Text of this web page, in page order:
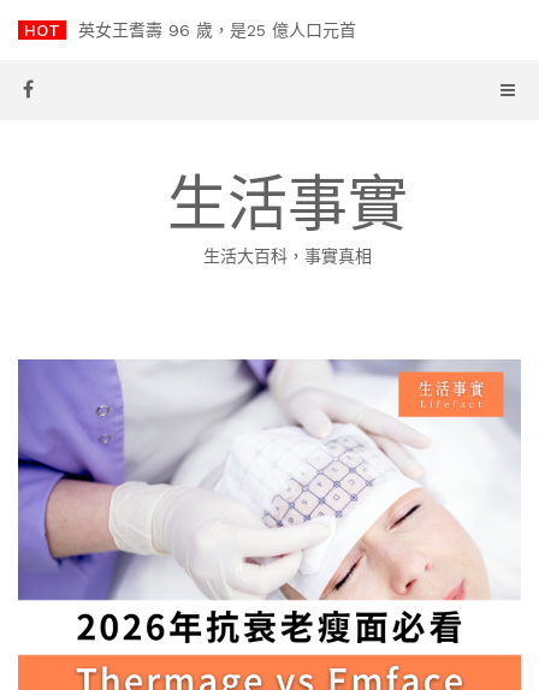
HOT 英女王耆壽 96 歲，是25 億人口元首
生活事實
生活大百科，事實真相